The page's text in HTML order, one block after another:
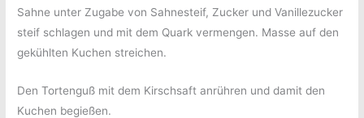
Sahne unter Zugabe von Sahnesteif, Zucker und Vanillezucker
steif schlagen und mit dem Quark vermengen. Masse auf den
gekühlten Kuchen streichen.
Den Tortenguß mit dem Kirschsaft anrühren und damit den
Kuchen begießen.